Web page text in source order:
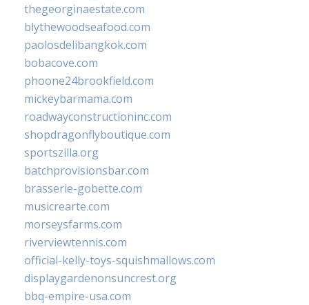
thegeorginaestate.com
blythewoodseafood.com
paolosdelibangkok.com
bobacove.com
phoone24brookfield.com
mickeybarmama.com
roadwayconstructioninc.com
shopdragonflyboutique.com
sportszilla.org
batchprovisionsbar.com
brasserie-gobette.com
musicrearte.com
morseysfarms.com
riverviewtennis.com
official-kelly-toys-squishmallows.com
displaygardenonsuncrest.org
bbq-empire-usa.com